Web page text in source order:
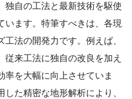
独自の工法と最新技術を駆使
います。特筆すべきは、各現
法の開発力です。例えば、
来工法に独自の改良を加え
率を大幅に向上させていま
た精密な地形解析により、